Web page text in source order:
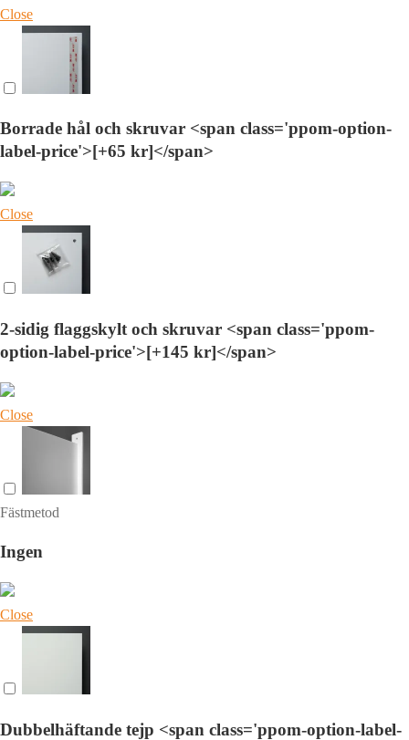
Close
Borrade hål och skruvar <span class='ppom-option-
label-price'>[+65 kr]</span>
Close
2-sidig flaggskylt och skruvar <span class='ppom-
option-label-price'>[+145 kr]</span>
Close
Fästmetod
Ingen
Close
Dubbelhäftande tejp <span class='ppom-option-label-